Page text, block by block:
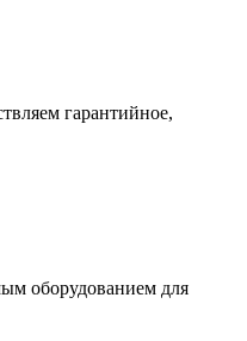
гарантийное,
оборудованием для